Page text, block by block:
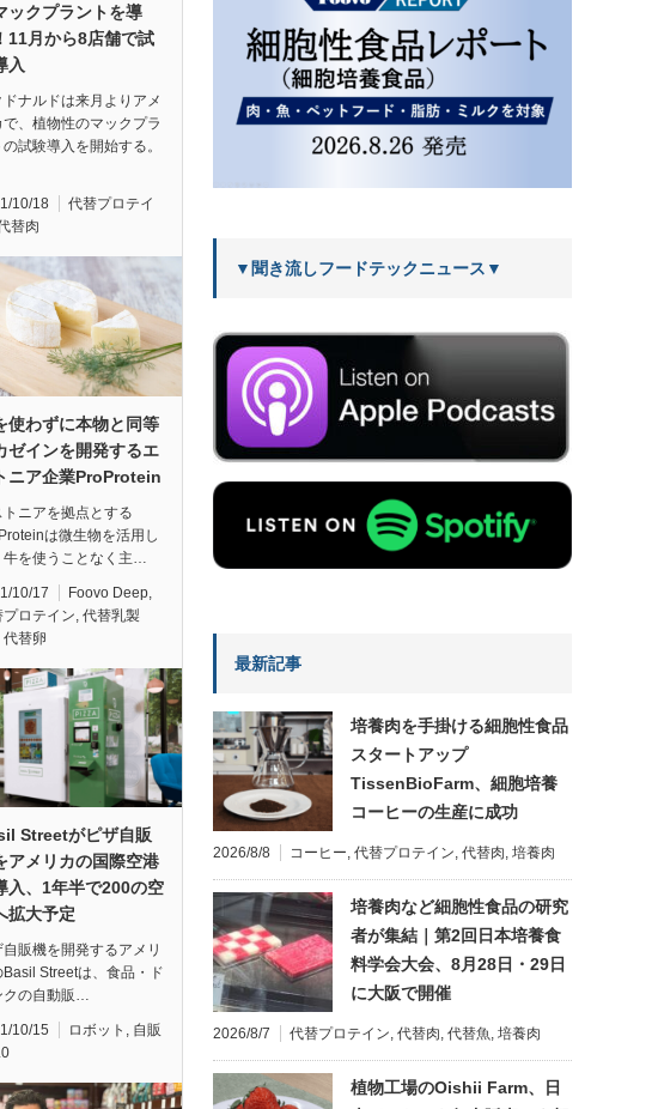
ックプラントを導
11月から8店舗で試
入
ドナルドは来月よりアメ
で、植物性のマックプラ
の試験導入を開始する。
10/18
代替プロテイ
替肉
使わずに本物と同等
ゼインを開発するエ
ニア企業ProProtein
トニアを拠点とする
は微生物を活用し
牛を使うことなく主…
10/17 Foovo Deep,
プロテイン, 代替乳製
代替卵
Streetがピザ自販
アメリカの国際空港
入、1年半で200の空
拡大予定
自販機を開発するアメリ
Basil Streetは、食品・ド
クの自動販…
10/15 ロボット , 自販
▼聞き流しフードテックニュース▼
最新記事
培養肉を手掛ける細胞性食品
スタートアップ
TissenBioFarm、細胞培養
コーヒーの生産に成功
2026/8/8 コーヒー 代替プロテイン 代替肉 培養肉
培養肉など細胞性食品の研究
者が集結｜第2回日本培養食
料学会大会、8月28日・29日
に大阪で開催
2026/8/7 代替プロテイン 代替肉 代替魚 培養肉
植物工場のOishii Farm、日